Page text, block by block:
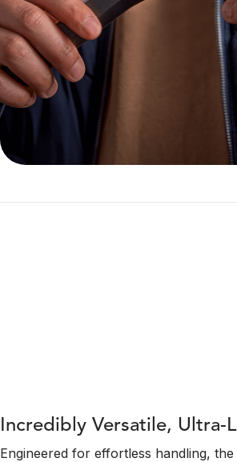
Incredibly Versatile, Ultra-
Engineered for effortless handling,